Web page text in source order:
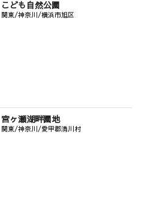
こども自然公園
関東/神奈川/横浜市旭区
宮ヶ瀬湖畔園地
関東/神奈川/愛甲郡清川村